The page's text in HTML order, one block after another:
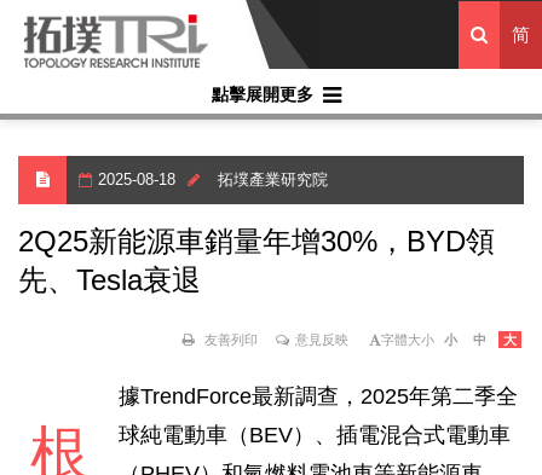
简
點擊展開更多
2025-08-18 拓墣產業研究院
2Q25新能源車銷量年增30%，BYD領
先、Tesla衰退
友善列印 意見反映 字體大小 小 中 大
根
據TrendForce最新調查，2025年第二季全
球純電動車（BEV）、插電混合式電動車